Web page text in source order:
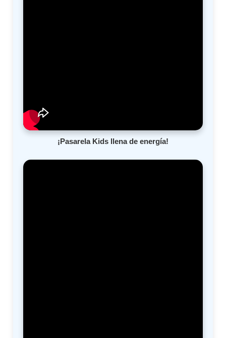
¡Pasarela Kids llena de energía!